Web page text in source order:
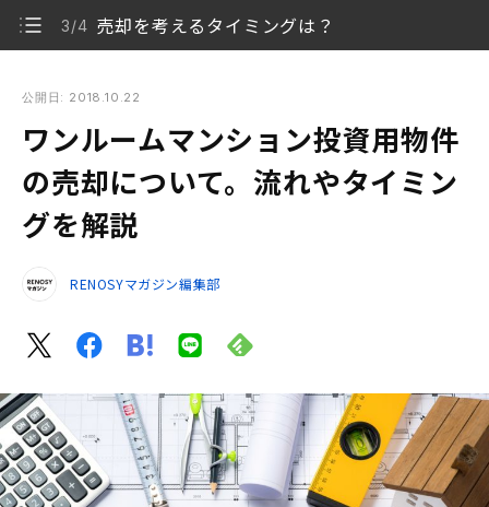
3/4 売却を考えるタイミングは？
ミングを解説
1/4 売却時の価格はどう見積もる？
2/4 マンションを売却する流れ
売却を考えるタイミングは？
4/4 まとめ
公開日: 2018.10.22
ワンルームマンション投資用物件
の売却について。流れやタイミン
グを解説
RENOSYマガジン編集部